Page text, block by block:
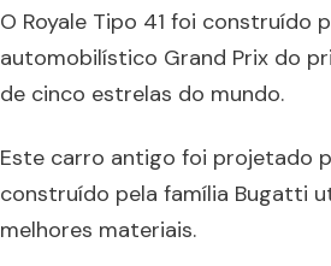
O Royale Tipo 41 foi construído
automobilístico Grand Prix do
de cinco estrelas do mundo.
Este carro antigo foi projetado
construído pela família Bugatti
melhores materiais.